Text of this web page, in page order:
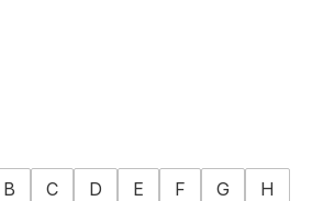
B C D E F G
H